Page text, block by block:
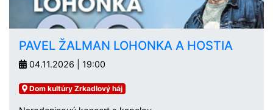
PAVEL ŽALMAN LOHONKA A HOSTIA
04.11.2026 | 19:00
Dom kultúry Zrkadlový háj